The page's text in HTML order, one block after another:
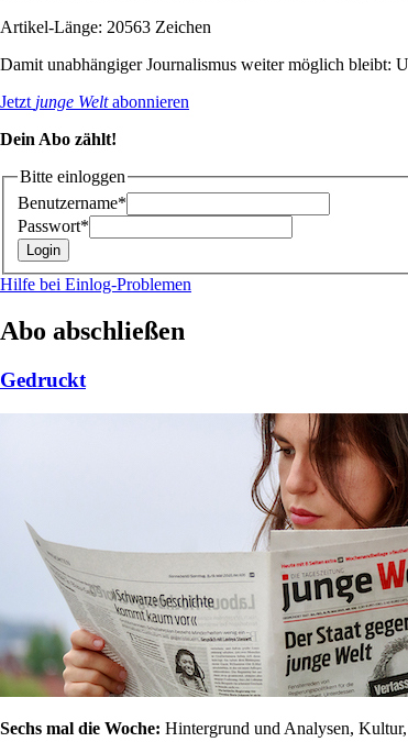
Artikel-Länge: 20563 Zeichen
Damit unabhängiger Journalismus weiter möglich bleibt:
Jetzt junge Weltabonnieren
Dein Abo zählt!
Bitte einloggen
Benutzername*
Passwort*
Hilfe bei Einlog-Problemen
Abo abschließen
Gedruckt
Sechs mal die Woche: Hintergrund und Analysen,